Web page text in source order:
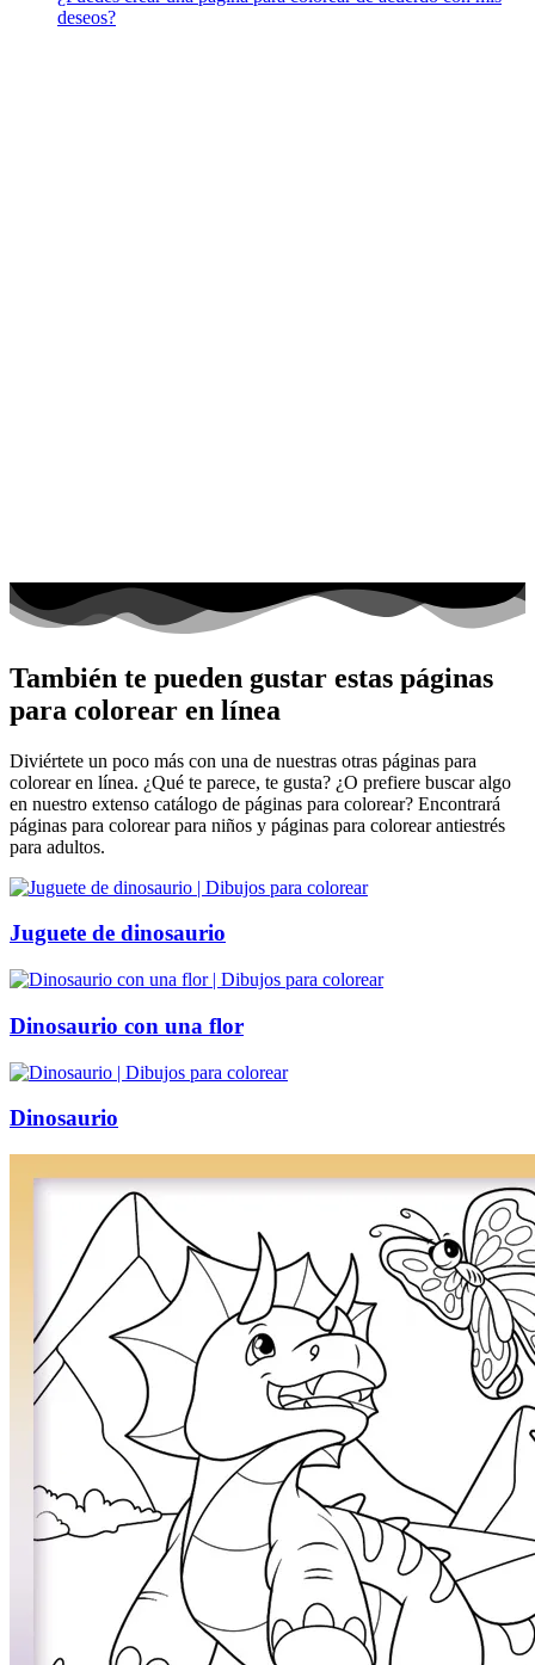
deseos?
También te pueden gustar estas páginas
para colorear en línea
Diviértete un poco más con una de nuestras otras páginas para
colorear en línea. ¿Qué te parece, te gusta? ¿O prefiere buscar algo
en nuestro extenso catálogo de páginas para colorear? Encontrará
páginas para colorear para niños y páginas para colorear antiestrés
para adultos.
Juguete de dinosaurio
Dinosaurio con una flor
Dinosaurio